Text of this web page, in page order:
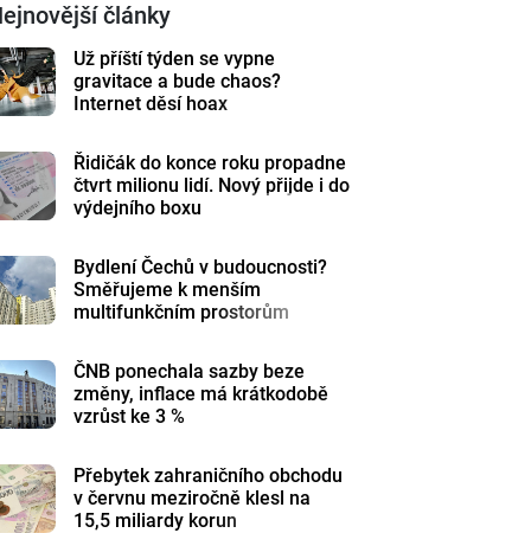
články
Už příští týden se vypne
gravitace a bude chaos?
Internet děsí hoax
Řidičák do konce roku propadne
čtvrt milionu lidí. Nový přijde i do
výdejního boxu
Bydlení Čechů v budoucnosti?
Směřujeme k menším
multifunkčním prostorům
ČNB ponechala sazby beze
změny, inflace má krátkodobě
vzrůst ke 3 %
Přebytek zahraničního obchodu
v červnu meziročně klesl na
15,5 miliardy korun